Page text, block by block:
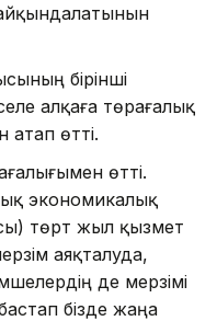
бірінші
алқаға төрағалық
атап өтті.
өтті.
экономикалық
төрт жыл қызмет
аяқталуда,
де мерзімі
бізде жаңа